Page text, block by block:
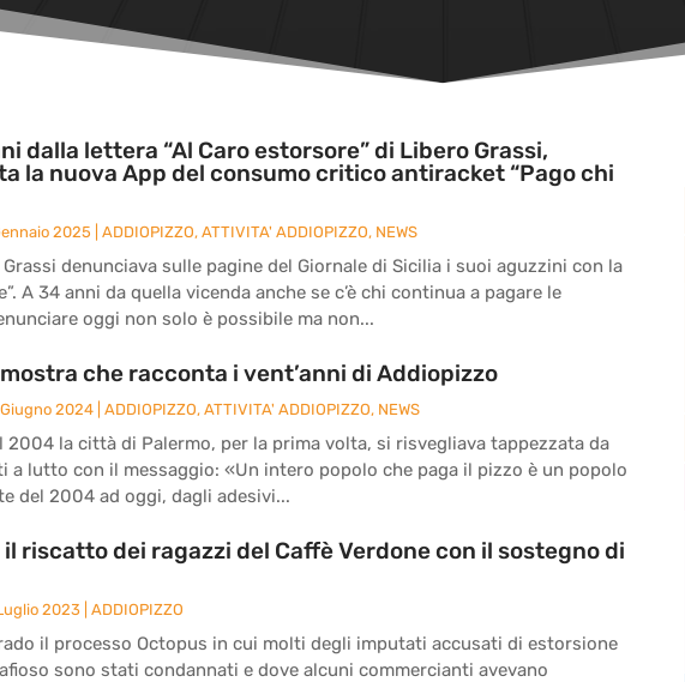
dalla lettera “Al Caro estorsore” di Libero Grassi,
la nuova App del consumo critico antiracket “Pago chi
2025 ADDIOPIZZO, ATTIVITA' ADDIOPIZZO, NEWS
Grassi denunciava sulle pagine del Giornale di Sicilia i suoi aguzzini con la
A 34 anni da quella vicenda anche se c’è chi continua a pagare le
oggi non solo è possibile ma non...
mostra che racconta i vent’anni di Addiopizzo
2024 ADDIOPIZZO, ATTIVITA' ADDIOPIZZO, NEWS
2004 la città di Palermo, per la prima volta, si risvegliava tappezzata da
a lutto con il messaggio: «Un intero popolo che paga il pizzo è un popolo
del 2004 ad oggi, dagli adesivi...
riscatto dei ragazzi del Caffè Verdone con il sostegno di
2023 ADDIOPIZZO
il processo Octopus in cui molti degli imputati accusati di estorsione
sono stati condannati e dove alcuni commercianti avevano